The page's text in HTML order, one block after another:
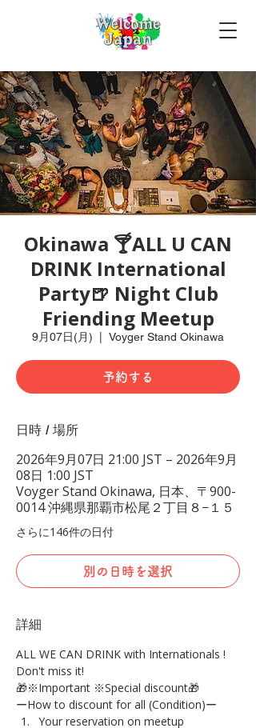
Okinawa 🍸ALL U CAN
DRINK International
Party🍺 Night Club
Friending Meetup
9月07日(月) Voyger Stand Okinawa
予約する
日時 / 場所
2026年9月07日 21:00 JST – 2026年9月
08日 1:00 JST
Voyger Stand Okinawa, 日本、〒900-
0014 沖縄県那覇市松尾２丁目８−１５
さらに146件の日付
別の日時を選択
詳細
ALL WE CAN DRINK with Internationals !
Don't miss it!
🎁※Important ※Special discount🎁
ーHow to discount for all (Condition)ー
Your reservation on meetup